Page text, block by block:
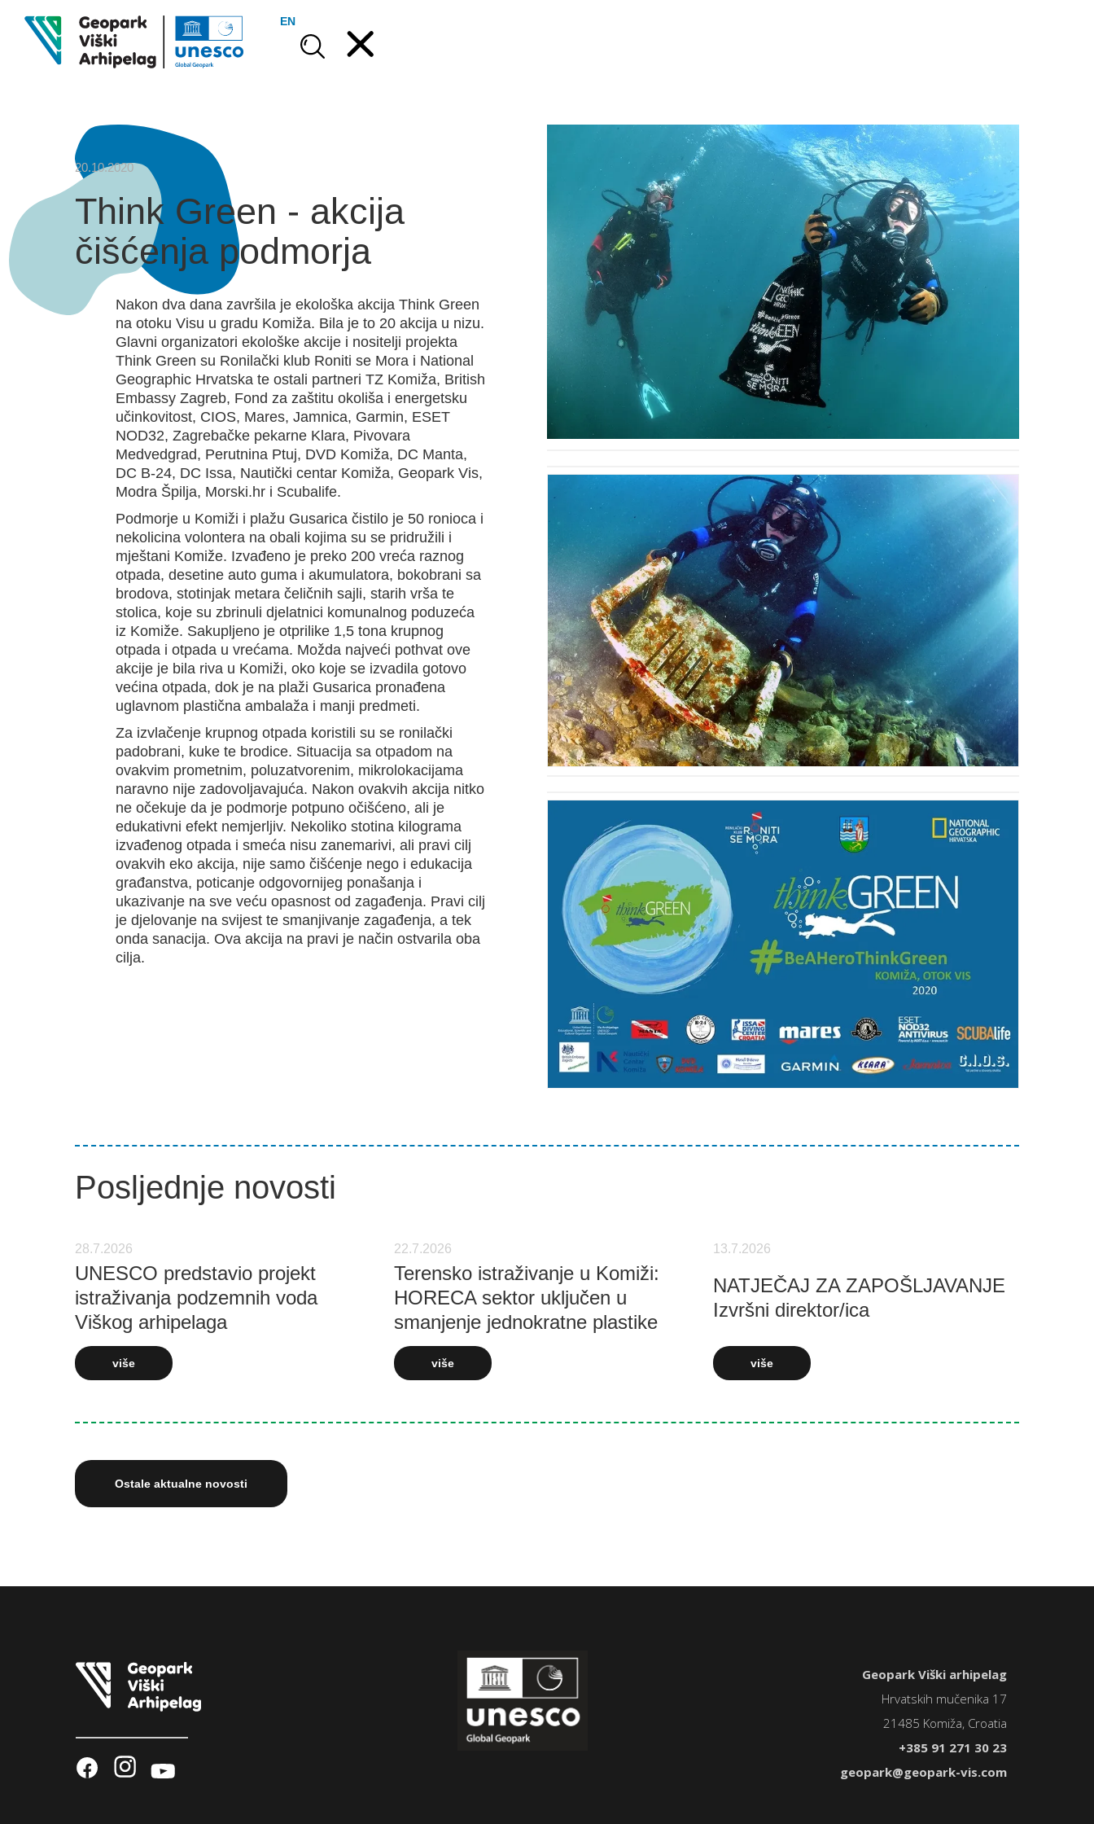
EN
20.10.2020
Think Green - akcija
čišćenja podmorja
Nakon dva dana završila je ekološka akcija Think Green
na otoku Visu u gradu Komiža. Bila je to 20 akcija u nizu.
Glavni organizatori ekološke akcije i nositelji projekta
Think Green su Ronilački klub Roniti se Mora i National
Geographic Hrvatska te ostali partneri TZ Komiža, British
Embassy Zagreb, Fond za zaštitu okoliša i energetsku
učinkovitost, CIOS, Mares, Jamnica, Garmin, ESET
NOD32, Zagrebačke pekarne Klara, Pivovara
Medvedgrad, Perutnina Ptuj, DVD Komiža, DC Manta,
DC B-24, DC Issa, Nautički centar Komiža, Geopark Vis,
Modra Špilja, Morski.hr i Scubalife.
Podmorje u Komiži i plažu Gusarica čistilo je 50 ronioca i
nekolicina volontera na obali kojima su se pridružili i
mještani Komiže. Izvađeno je preko 200 vreća raznog
otpada, desetine auto guma i akumulatora, bokobrani sa
brodova, stotinjak metara čeličnih sajli, starih vrša te
stolica, koje su zbrinuli djelatnici komunalnog poduzeća
iz Komiže. Sakupljeno je otprilike 1,5 tona krupnog
otpada i otpada u vrećama. Možda najveći pothvat ove
akcije je bila riva u Komiži, oko koje se izvadila gotovo
većina otpada, dok je na plaži Gusarica pronađena
uglavnom plastična ambalaža i manji predmeti.
Za izvlačenje krupnog otpada koristili su se ronilački
padobrani, kuke te brodice. Situacija sa otpadom na
ovakvim prometnim, poluzatvorenim, mikrolokacijama
naravno nije zadovoljavajuća. Nakon ovakvih akcija nitko
ne očekuje da je podmorje potpuno očišćeno, ali je
edukativni efekt nemjerljiv. Nekoliko stotina kilograma
izvađenog otpada i smeća nisu zanemarivi, ali pravi cilj
ovakvih eko akcija, nije samo čišćenje nego i edukacija
građanstva, poticanje odgovornijeg ponašanja i
ukazivanje na sve veću opasnost od zagađenja. Pravi cilj
je djelovanje na svijest te smanjivanje zagađenja, a tek
onda sanacija. Ova akcija na pravi je način ostvarila oba
cilja.
Posljednje novosti
28.7.2026
UNESCO predstavio projekt
istraživanja podzemnih voda
Viškog arhipelaga
više
22.7.2026
Terensko istraživanje u Komiži:
HORECA sektor uključen u
smanjenje jednokratne plastike
više
13.7.2026
NATJEČAJ ZA ZAPOŠLJAVANJE
Izvršni direktor/ica
više
Ostale aktualne novosti
Geopark Viški arhipelag
Hrvatskih mučenika 17
21485 Komiža, Croatia
+385 91 271 30 23
geopark@geopark-vis.com